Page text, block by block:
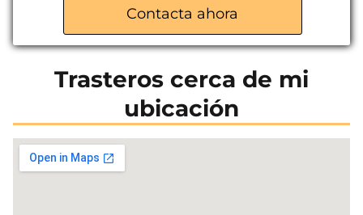
Contacta ahora
Trasteros cerca de mi
ubicación